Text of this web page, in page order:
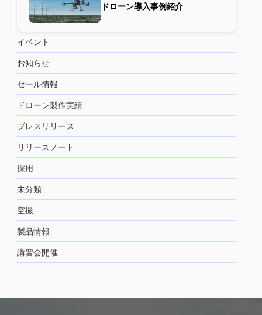
ドローン導入事例紹介
イベント
お知らせ
セール情報
ドローン製作実績
プレスリリース
リリースノート
採用
未分類
空撮
製品情報
講習会開催